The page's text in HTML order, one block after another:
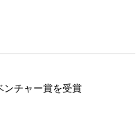
ンチャー賞を受賞